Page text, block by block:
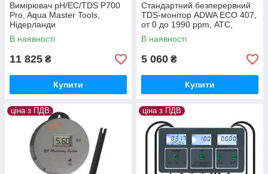
Вимірювач pH/EC/TDS P700
Pro, Aqua Master Tools,
Нідерланди
В наявності
11 825 ₴
Купити
Стандартний безперервний
TDS-монітор ADWA ECO 407,
от 0 до 1990 ррm, АТС,
Угорщина
В наявності
5 060 ₴
Купити
ціна з ПДВ ціна з ПДВ